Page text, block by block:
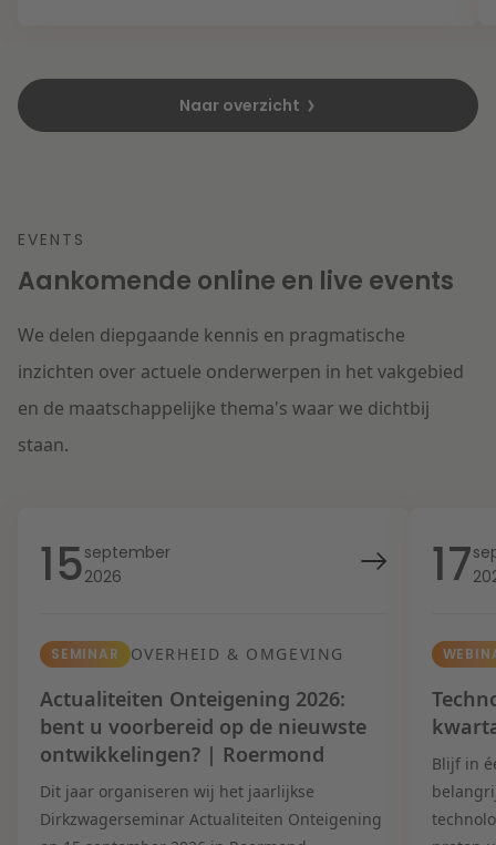
Naar overzicht
EVENTS
Aankomende online en live events
We delen diepgaande kennis en pragmatische
inzichten over actuele onderwerpen in het vakgebied
en de maatschappelijke thema's waar we dichtbij
staan.
15september
2026
SEMINAR OVERHEID & OMGEVING
Actualiteiten Onteigening 2026:
bent u voorbereid op de nieuwste
ontwikkelingen? | Roermond
Dit jaar organiseren wij het jaarlijkse
Dirkzwagerseminar Actualiteiten Onteigening
17
Blijf in